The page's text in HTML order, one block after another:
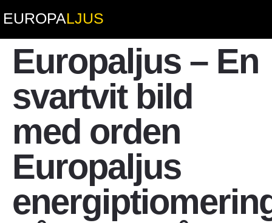
EUROPALJUS
Europaljus – En
svartvit bild
med orden
Europaljus